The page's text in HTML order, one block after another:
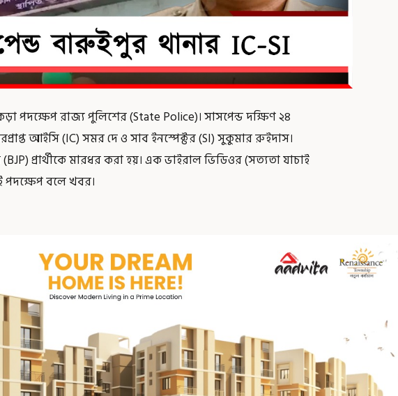
পদক্ষেপ রাজ্য পুলিশের (State Police)। সাসপেন্ড দক্ষিণ ২৪
আইসি (IC) সমর দে ও সাব ইনস্পেক্টর (SI) সুকুমার রুইদাস।
প্রার্থীকে মারধর করা হয়। এক ভাইরাল ভিডিওর (সত্যতা যাচাই
পদক্ষেপ বলে খবর।